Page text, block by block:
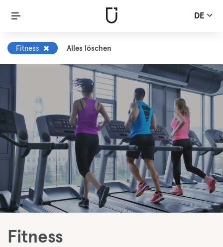
DE
Fitness Alles löschen
Fitness